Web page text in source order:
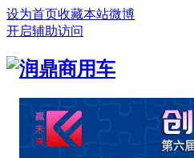
设为首页收藏本站微博
开启辅助访问